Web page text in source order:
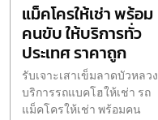
แม็คโครให้เช่า พร้อม
คนขับ ให้บริการทั่ว
ประเทศ ราคาถูก
รับเจาะเสาเข็มลาดบัวหลวง
บริการรถแบคโฮให้เช่า รถ
แม็คโครให้เช่า พร้อมคน